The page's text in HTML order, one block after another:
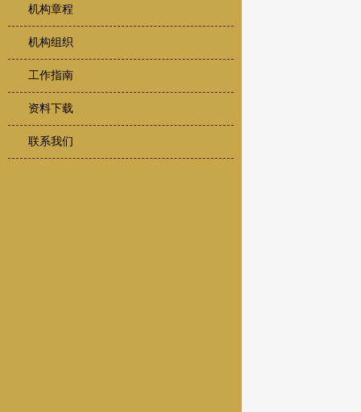
机构章程
机构组织
工作指南
资料下载
联系我们